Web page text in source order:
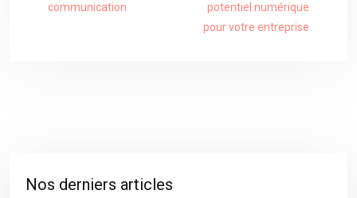
communication
potentiel numérique
pour votre entreprise
Nos derniers articles